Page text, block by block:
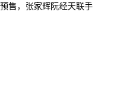
预售，张家辉阮经天联手